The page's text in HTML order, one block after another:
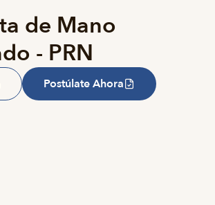
de Mano
- PRN
Postúlate Ahora